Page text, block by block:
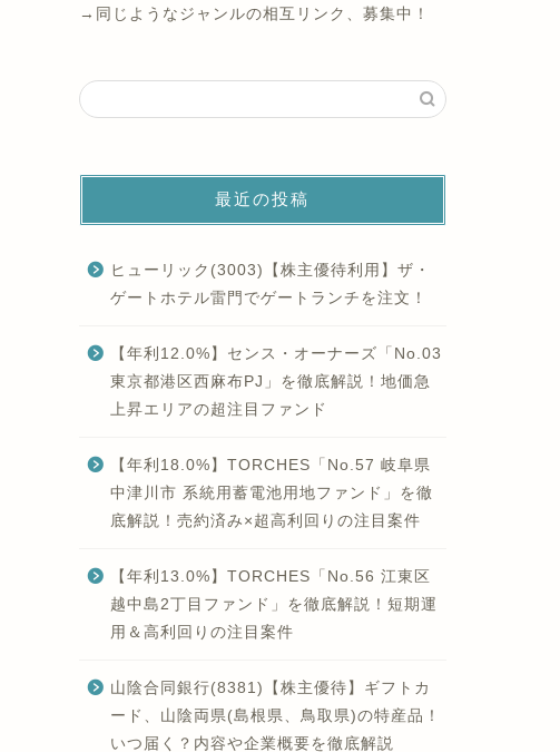
→同じようなジャンルの相互リンク、募集中！
最近の投稿
ヒューリック(3003)【株主優待利用】ザ・
ゲートホテル雷門でゲートランチを注文！
【年利12.0%】センス・オーナーズ「No.03
東京都港区西麻布PJ」を徹底解説！地価急
上昇エリアの超注目ファンド
【年利18.0%】TORCHES「No.57 岐阜県
中津川市 系統用蓄電池用地ファンド」を徹
底解説！売約済み×超高利回りの注目案件
【年利13.0%】TORCHES「No.56 江東区
越中島2丁目ファンド」を徹底解説！短期運
用＆高利回りの注目案件
山陰合同銀行(8381)【株主優待】ギフトカ
ード、山陰両県(島根県、鳥取県)の特産品！
いつ届く？内容や企業概要を徹底解説